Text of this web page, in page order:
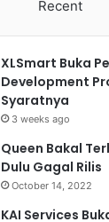
Recent
XLSmart Buka
Development
Syaratnya
3 weeks ago
Queen Bakal
Dulu Gagal Rilis
October 14, 2022
KAI Services